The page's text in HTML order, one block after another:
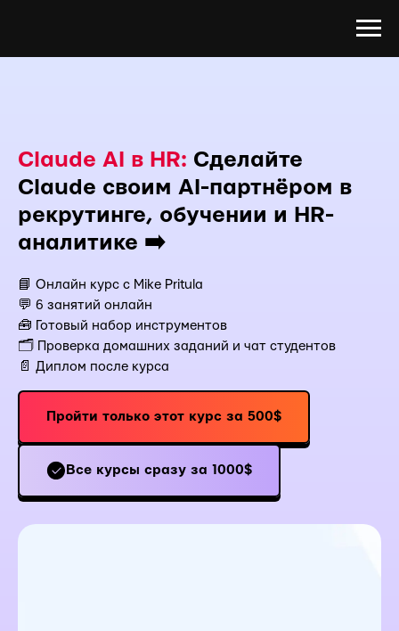
Claude AI в HR: Сделайте
Claude своим AI-партнёром в
рекрутинге, обучении и HR-
аналитике ➡️
📘 Онлайн курс с Mike Pritula
💬 6 занятий онлайн
🧰 Готовый набор инструментов
🗂 Проверка домашних заданий и чат студентов
📄 Диплом после курса
Пройти только этот курс за 500$
Все курсы сразу за 1000$